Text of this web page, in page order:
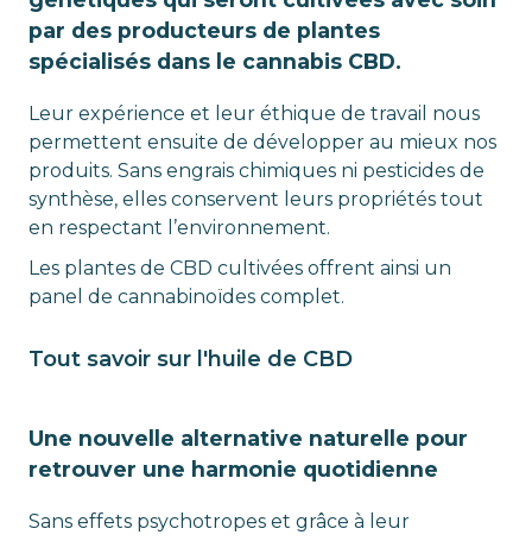
par des producteurs de plantes
spécialisés dans le cannabis CBD.
Leur expérience et leur éthique de travail nous
permettent ensuite de développer au mieux nos
produits. Sans engrais chimiques ni pesticides de
synthèse, elles conservent leurs propriétés tout
en respectant l’environnement.
Les plantes de CBD cultivées offrent ainsi un
panel de cannabinoïdes complet.
Tout savoir sur l'huile de CBD
Une nouvelle alternative naturelle pour
retrouver une harmonie quotidienne
Sans effets psychotropes et grâce à leur